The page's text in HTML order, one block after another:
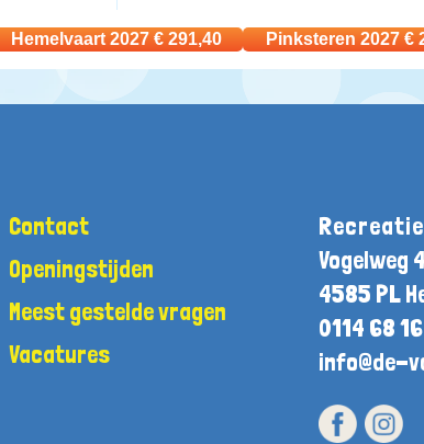
Hemelvaart 2027 €291,40 Pinksteren 2027 €
Contact
Openingstijden
Meest gestelde vragen
Vacatures
Vogelweg 4
4585 PL
0114 68
info@de-